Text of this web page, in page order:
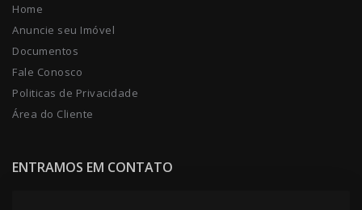
Home
Anuncie seu Imóvel
Documentos
Fale Conosco
Politicas de Privacidade
Área do Cliente
ENTRAMOS EM CONTATO